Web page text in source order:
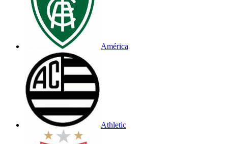
América
Athletic